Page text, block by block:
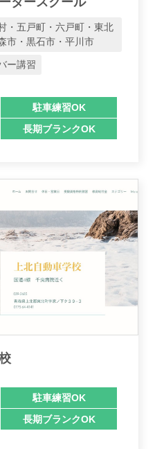
ちら
・五戸町・六戸町・東北
市・黒石市・平川市
ー講習
駐車練習OK
長期ブランクOK
駐車練習OK
長期ブランクOK